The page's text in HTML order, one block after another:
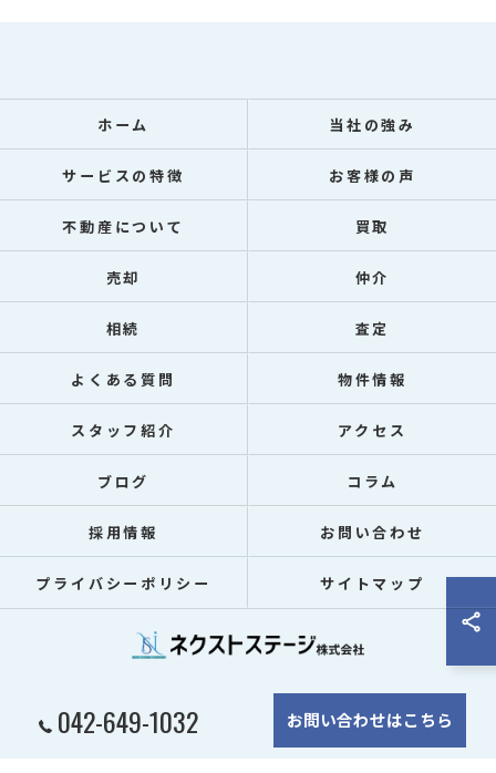
042-649-1032 お問い合わせはこちら
ホーム 当社の強み
サービスの特徴 お客様の声
不動産について 買取
売却 仲介
相続 査定
よくある質問 物件情報
スタッフ紹介 アクセス
ブログ コラム
採用情報 お問い合わせ
プライバシーポリシー サイトマップ
© 2026 東京都八王子市で不動産ならネクストステージ株式会社 ALL RIGHTS